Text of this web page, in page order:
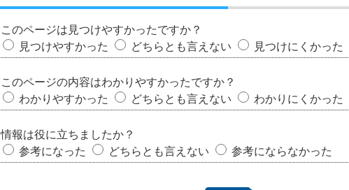
このページは見つけやすかったですか？
見つけやすかった
どちらとも言えない 見つけにくかった
このページの内容はわかりやすかったですか？
わかりやすかった
どちらとも言えない わかりにくかった
情報は役に立ちましたか？
参考になった
どちらとも言えない 参考にならなかった